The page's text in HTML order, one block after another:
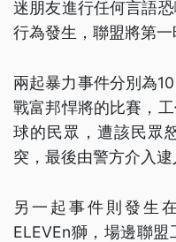
迷朋友進行任何言語
行為發生，聯盟將第一
兩起暴力事件分別為
戰富邦悍將的比賽，
球的民眾，遭該民眾
突，最後由警方介入逮
另一起事件則發生
ELEVEn獅，場邊聯